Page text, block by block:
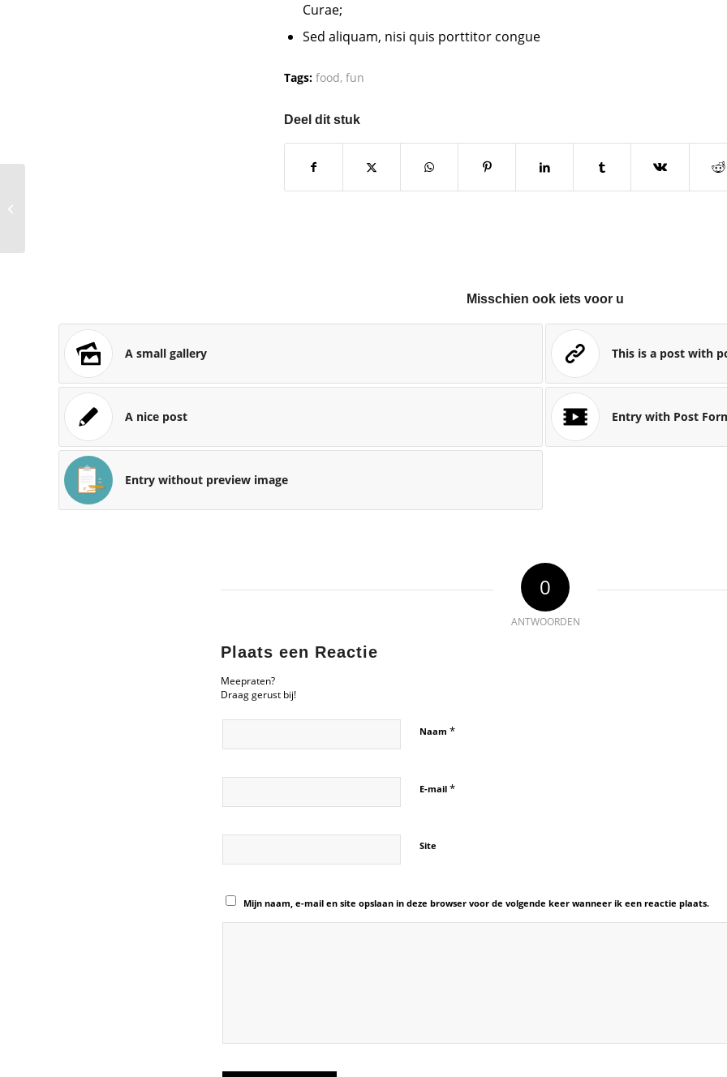
Curae;
Sed aliquam, nisi quis porttitor congue
Tags: food, fun
Deel dit stuk
Misschien ook iets voor u
A small gallery This is a post with
A nice post Entry with Post
Entry without preview image
0
ANTWOORDEN
Plaats een Reactie
Meepraten?
Draag gerust bij!
Naam *
E-mail *
Site
Mijn naam, e-mail en site opslaan in deze browser voor de volgende keer wanneer ik een reactie plaats.